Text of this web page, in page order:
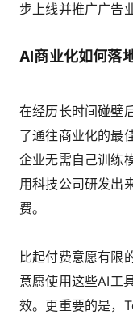
步上线并推广广告
AI商业化如何落
在经历长时间碰壁
了通往商业化的最
企业无需自己训练
用科技公司研发出
费。
比起付费意愿有限
意愿使用这些AI工
效。更重要的是，